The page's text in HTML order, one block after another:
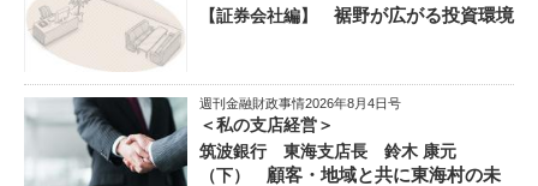
【証券会社編】
裾野が広がる投資環境
週刊金融財政事情2026年8月4日号
＜私の支店経営＞
筑波銀行 東海支店長 鈴木 康元
（下）
顧客・地域と共に東海村の未